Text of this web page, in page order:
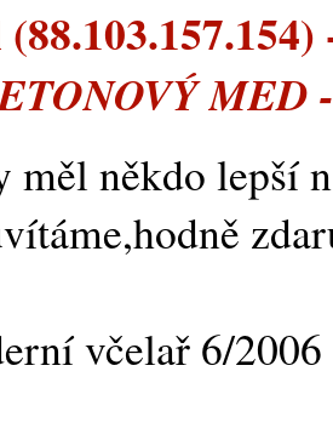
MED
měl někdo lepší
včelař 6/2006